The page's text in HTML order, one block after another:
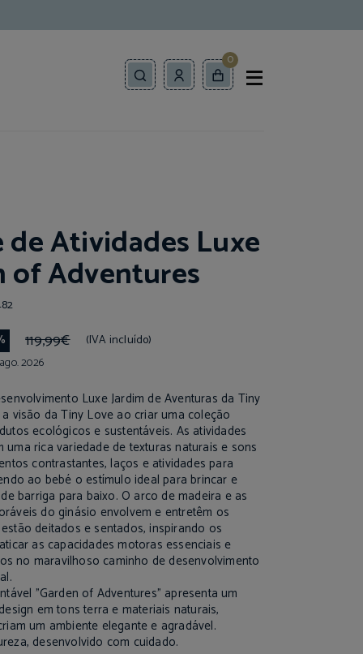
0
Atividades Luxe
of Adventures
119,99€
(IVA incluído)
2026
Luxe Jardim de Aventuras da Tiny
visão da Tiny Love ao criar uma coleção
ecológicos e sustentáveis. As atividades
uma rica variedade de texturas naturais e sons
contrastantes, laços e atividades para
ao bebé o estímulo ideal para brincar e
barriga para baixo. O arco de madeira e as
do ginásio envolvem e entretêm os
deitados e sentados, inspirando os
as capacidades motoras essenciais e
no maravilhoso caminho de desenvolvimento
"Garden of Adventures" apresenta um
em tons terra e materiais naturais,
um ambiente elegante e agradável.
desenvolvido com cuidado.